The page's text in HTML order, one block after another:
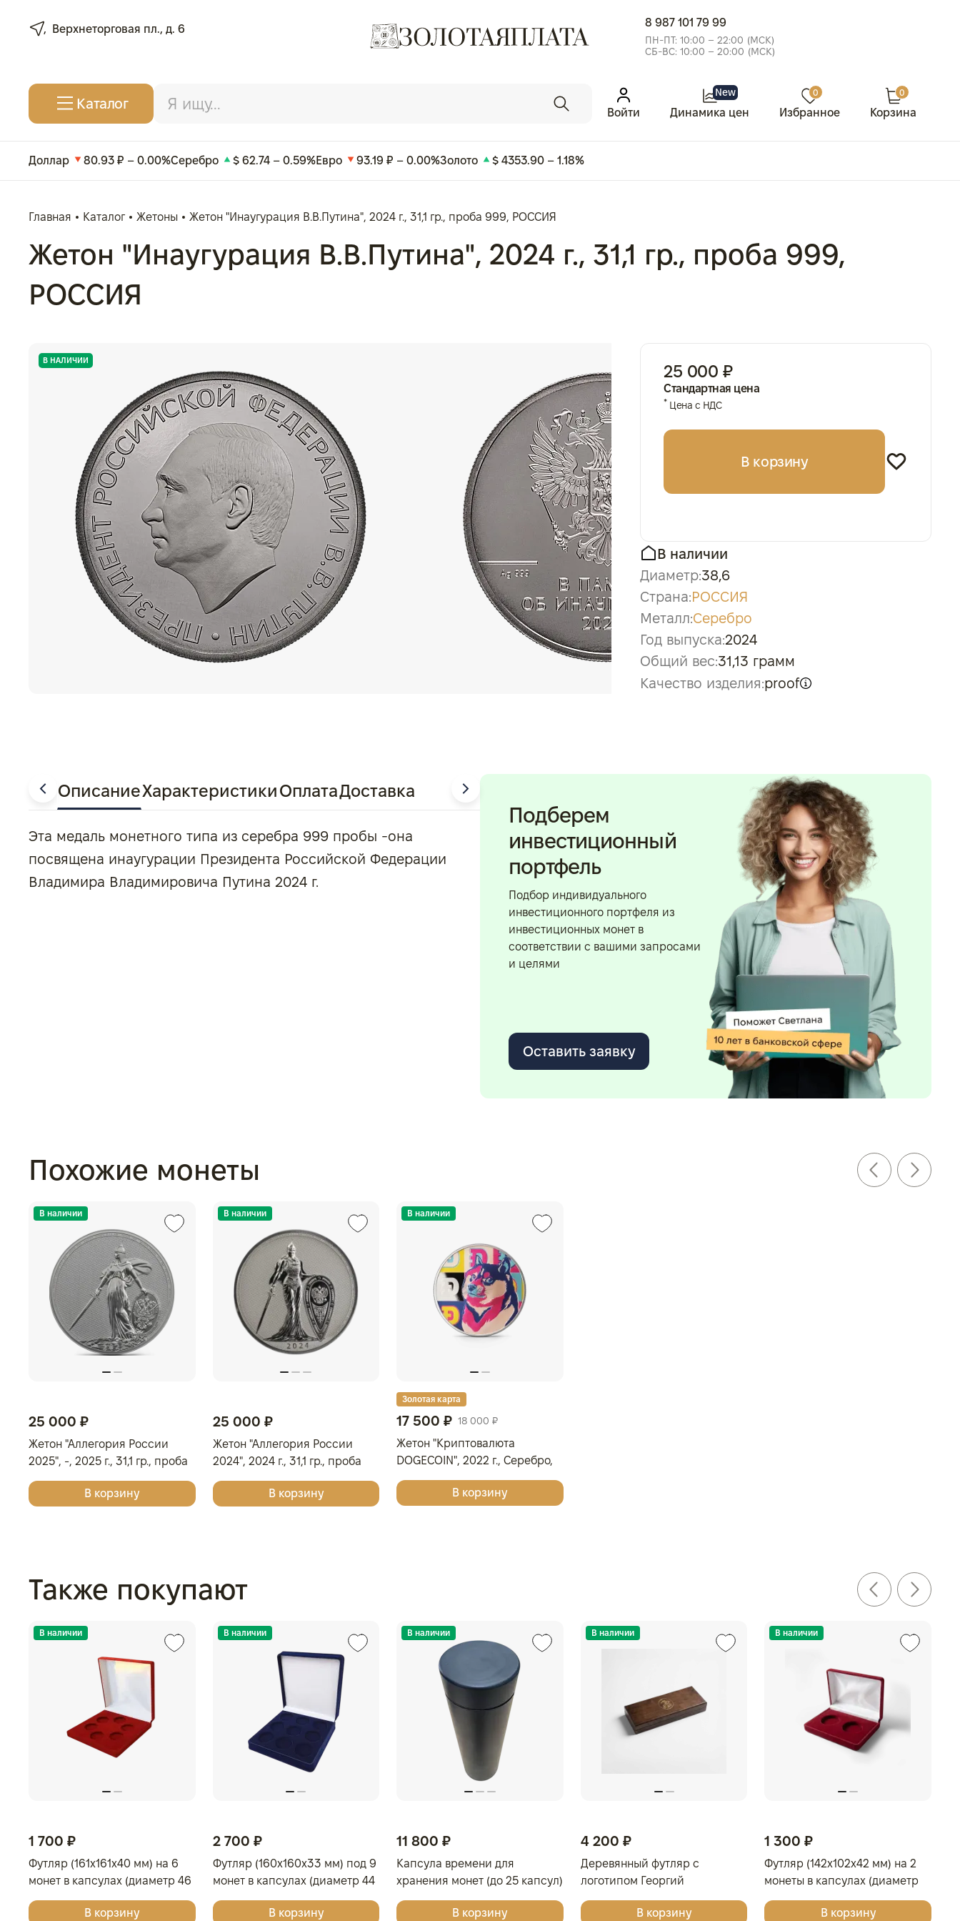
Верхнеторговая пл., д. 6 8 987 101 79 99
ПН-ПТ: 10:00 – 22:00 (МСК)
СБ-ВС: 10:00 – 20:00 (МСК)
Каталог
Войти
New
Динамика цен
0
Избранное
0
Корзина
Доллар 80.93 ₽ – 0.00%Серебро $ 62.74 – 0.59%Евро 93.19 ₽ – 0.00%Золото $ 4353.90 – 1.18%
Главная Каталог Жетоны Жетон "Инаугурация В.В.Путина", 2024 г., 31,1 гр., проба 999, РОССИЯ
Жетон "Инаугурация В.В.Путина", 2024 г., 31,1 гр., проба 999,
РОССИЯ
В НАЛИЧИИ
25 000 ₽
Стандартная цена
*Цена с НДС
В корзину
В наличии
Диаметр:38,6
Страна:РОССИЯ
Металл:Серебро
Год выпуска:2024
Общий вес:31,13 грамм
Качество изделия:proof
ОписаниеХарактеристикиОплатаДоставка
Эта медаль монетного типа из серебра 999 пробы -она
посвящена инаугурации Президента Российской Федерации
Владимира Владимировича Путина 2024 г.
Подберем
инвестиционный
портфель
Подбор индивидуального
инвестиционного портфеля из
инвестиционных монет в
соответствии с вашими запросами
и целями
Оставить заявку
Похожие монеты
В наличии
25 000 ₽
Жетон "Аллегория России
2025", -, 2025 г., 31,1 гр., проба
999, РОССИЯ
В корзину
В наличии
25 000 ₽
Жетон "Аллегория России
2024", 2024 г., 31,1 гр., проба
999, РОССИЯ
В корзину
В наличии
Золотая карта
17 500 ₽ 18 000 ₽
Жетон "Криптовалюта
DOGECOIN", 2022 г., Серебро,
31,1 гр., проба 999,
В корзину
Также покупают
В наличии
1 700 ₽
Футляр (161x161x40 мм) на 6
монет в капсулах (диаметр 46
мм), тёмно-синий
В корзину
В наличии
2 700 ₽
Футляр (160x160x33 мм) под 9
монет в капсулах (диаметр 44
мм), светло-бордовый
В корзину
В наличии
11 800 ₽
Капсула времени для
хранения монет (до 25 капсул)
В корзину
В наличии
4 200 ₽
Деревянный футляр с
логотипом Георгий
Победоносец для 4 монет в
В корзину
В наличии
1 300 ₽
Футляр (142x102x42 мм) на 2
монеты в капсулах (диаметр
46 мм), светло-бордовый
В корзину